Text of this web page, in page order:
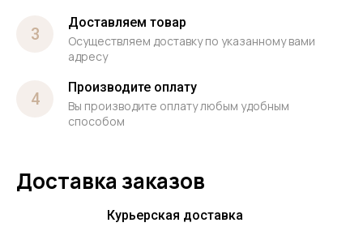
3
Доставляем товар
Осуществляем доставку по указанному вами
адресу
4
Производите оплату
Вы производите оплату любым удобным
способом
Доставка заказов
Курьерская доставка